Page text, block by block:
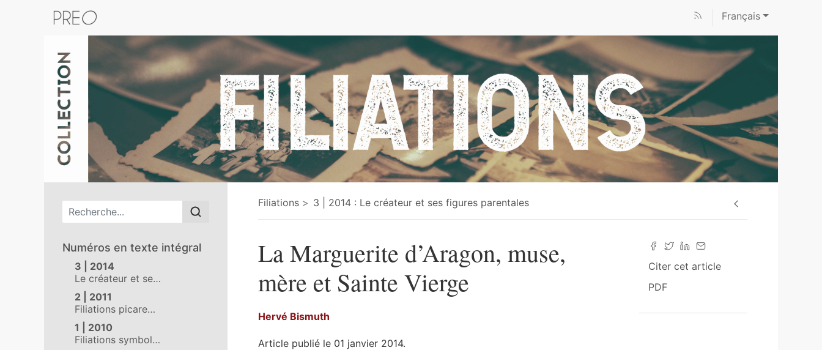
Français
Menu principal
Numéros en texte intégral
3 | 2014
Le créateur et se…
2 | 2011
Filiations picare…
1 | 2010
Filiations symbol…
Filiations 3 | 2014 : Le créateur et ses figures parentales
Citer cet article
PDF
La Marguerite d’Aragon, muse,
mère et Sainte Vierge
Hervé Bismuth
Article publié le 01 janvier 2014.